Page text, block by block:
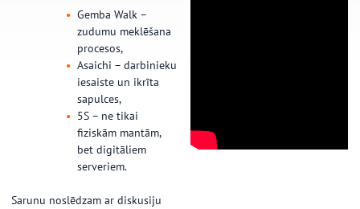
Gemba Walk –
zudumu meklēšana
procesos,
Asaichi – darbinieku
iesaiste un ikrīta
sapulces,
5S – ne tikai
fiziskām mantām,
bet digitāliem
serveriem.
Sarunu noslēdzam ar diskusiju